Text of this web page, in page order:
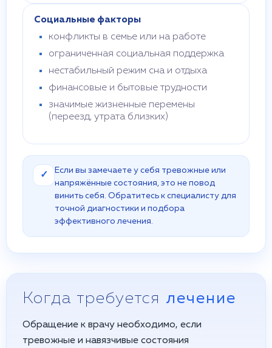
Социальные факторы
конфликты в семье или на работе
ограниченная социальная поддержка
нестабильный режим сна и отдыха
финансовые и бытовые трудности
значимые жизненные перемены
(переезд, утрата близких)
✓
Если вы замечаете у себя тревожные или
напряжённые состояния, это не повод
винить себя. Обратитесь к специалисту для
точной диагностики и подбора
эффективного лечения.
Когда требуется лечение
Обращение к врачу необходимо, если
тревожные и навязчивые состояния